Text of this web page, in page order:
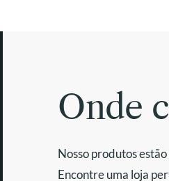
Onde
Nosso produtos
Encontre uma loja